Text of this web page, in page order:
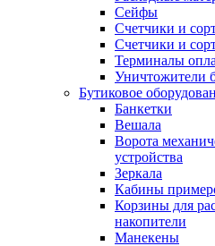
Сейфы
Счетчики и
Счетчики и
Терминалы
Уничтожители
Бутиковое
Банкетки
Вешала
Ворота
устройства
Зеркала
Кабины
Корзины для
накопители
Манекены